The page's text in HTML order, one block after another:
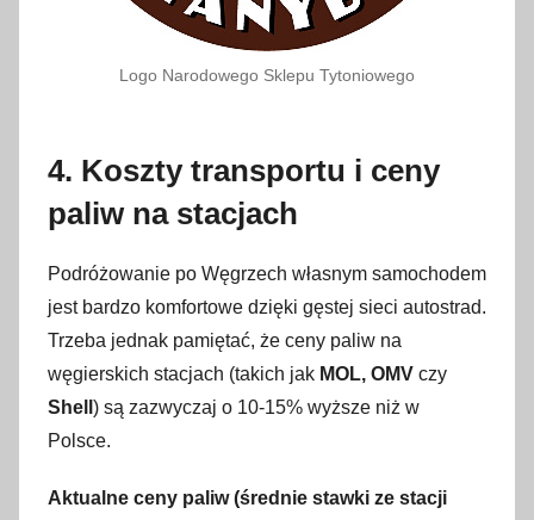
Logo Narodowego Sklepu Tytoniowego
4. Koszty transportu i ceny
paliw na stacjach
Podróżowanie po Węgrzech własnym samochodem
jest bardzo komfortowe dzięki gęstej sieci autostrad.
Trzeba jednak pamiętać, że ceny paliw na
węgierskich stacjach (takich jak MOL, OMV czy
Shell ) są zazwyczaj o 10-15% wyższe niż w
Polsce.
Aktualne ceny paliw (średnie stawki ze stacji